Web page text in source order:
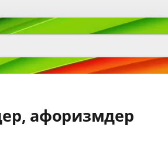
афоризмдер